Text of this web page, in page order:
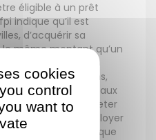
éligible à un prêt
indique qu’il est
d’acquérir sa
même montant qu’un
euros sur 20 ans,
752 euros pour un taux
il est possible d’acheter
m² à Lille, dont le loyer
à 1 016 euros », indique
cookies
control
want to